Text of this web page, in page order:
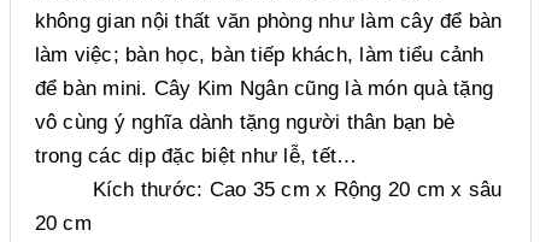
không gian nội thất văn phòng như làm cây để bàn
làm việc; bàn học, bàn tiếp khách, làm tiểu cảnh
để bàn mini. Cây Kim Ngân cũng là món quà tặng
vô cùng ý nghĩa dành tặng người thân bạn bè
trong các dịp đặc biệt như lễ, tết…
Kích thước: Cao 35 cm x Rộng 20 cm x sâu
20 cm